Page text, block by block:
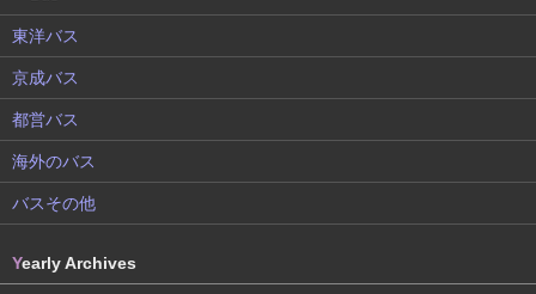
東洋バス
京成バス
都営バス
海外のバス
バスその他
Yearly Archives